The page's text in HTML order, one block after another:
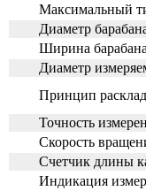
Максимальный
Диаметр
Ширина
Диаметр
Принцип
Точность
Скорость
Счетчик длины
Индикация